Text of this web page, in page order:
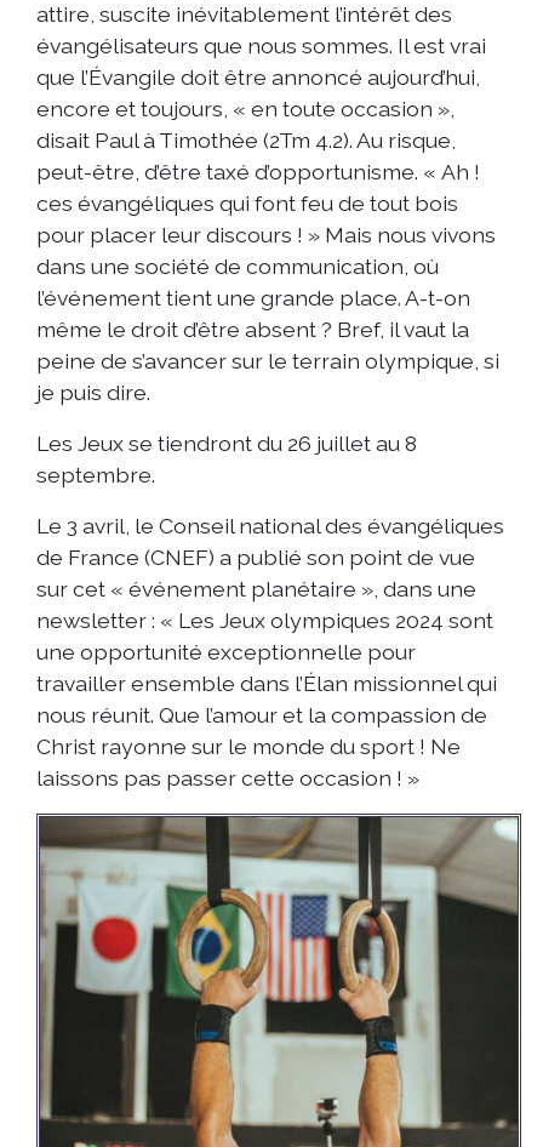
attire, suscite inévitablement l’intérêt des
évangélisateurs que nous sommes. Il est vrai
que l’Évangile doit être annoncé aujourd’hui,
encore et toujours, « en toute occasion »,
disait Paul à Timothée (2Tm 4.2). Au risque,
peut-être, d’être taxé d’opportunisme. « Ah !
ces évangéliques qui font feu de tout bois
pour placer leur discours ! » Mais nous vivons
dans une société de communication, où
l’événement tient une grande place. A-t-on
même le droit d’être absent ? Bref, il vaut la
peine de s’avancer sur le terrain olympique, si
je puis dire.
Les Jeux se tiendront du 26 juillet au 8
septembre.
Le 3 avril, le Conseil national des évangéliques
de France (CNEF) a publié son point de vue
sur cet « événement planétaire », dans une
newsletter : « Les Jeux olympiques 2024 sont
une opportunité exceptionnelle pour
travailler ensemble dans l’Élan missionnel qui
nous réunit. Que l’amour et la compassion de
Christ rayonne sur le monde du sport ! Ne
laissons pas passer cette occasion ! »